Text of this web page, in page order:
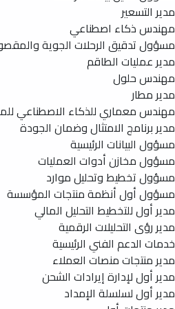
مدير التسعير
مهندس ذكاء اصطناعي
مسؤول تدقيق الرحلات الجوية
مدير عمليات الطاقم
مهندس حلول
مدير مطار
مهندس معماري للذكاء الاصطناعي
مدير برنامج الامتثال وضمان الجودة
مسؤول البيانات الرئيسية
مسؤول مخازن أدوات العمليات
مسؤول تخطيط وتحليل موارد
مسؤول أول أنظمة منتجات المؤسسة
مدير أول للتخطيط التحليل المالي
مدير رؤى التحليلات الرقمية
خدمات الدعم الفني الرئيسية
مدير منتجات منصات العملاء
مدير أول لإدارة إيرادات الشحن
مدير أول لسلسلة الإمداد